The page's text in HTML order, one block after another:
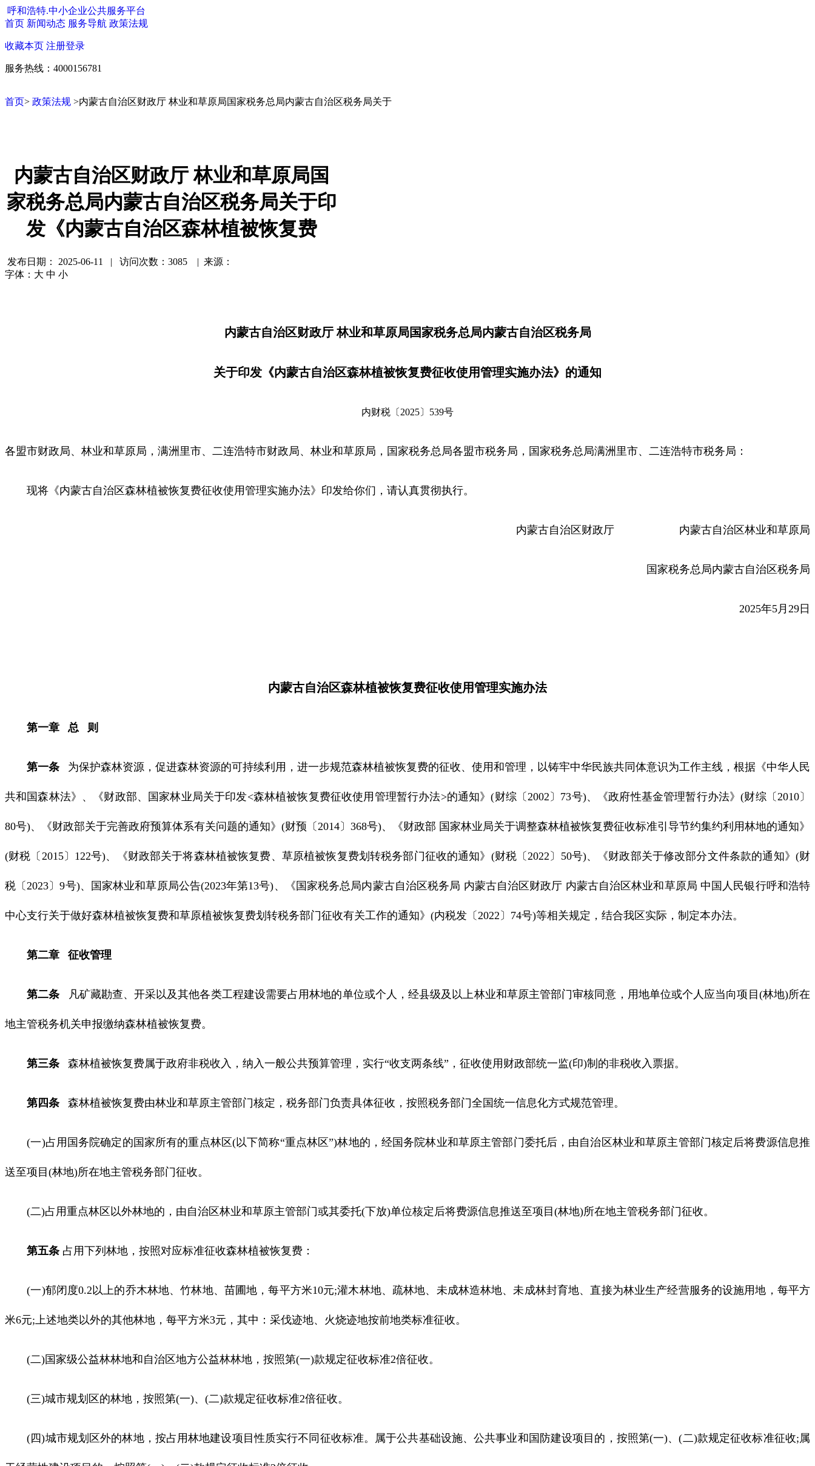
呼和浩特.中小企业公共服务平台
首页 新闻动态 服务导航 政策法规
收藏本页 注册登录
服务热线：4000156781
首页> 政策法规 >内蒙古自治区财政厅 林业和草原局​国家税务总局内蒙古自治区税务局关于
内蒙古自治区财政厅 林业和草原局​国
家税务总局内蒙古自治区税务局关于印
发《内蒙古自治区森林植被恢复费
发布日期：
2025-06-11 | 访问次数：3085 | 来源：
字体： 大 中 小
内蒙古自治区财政厅 林业和草原局国家税务总局内蒙古自治区税务局
关于印发《内蒙古自治区森林植被恢复费征收使用管理实施办法》的通知
内财税〔2025〕539号
各盟市财政局、林业和草原局，满洲里市、二连浩特市财政局、林业和草原局，国家税务总局各盟市税务局，国家税务总局满洲里市、二连浩特市税务局：
现将《内蒙古自治区森林植被恢复费征收使用管理实施办法》印发给你们，请认真贯彻执行。
内蒙古自治区财政厅 内蒙古自治区林业和草原局
国家税务总局内蒙古自治区税务局
2025年5月29日
内蒙古自治区森林植被恢复费征收使用管理实施办法
第一章 总 则
第一条 为保护森林资源，促进森林资源的可持续利用，进一步规范森林植被恢复费的征收、使用和管理，以铸牢中华民族共同体意识为工作主线，根据《中华人民
共和国森林法》、《财政部、国家林业局关于印发<森林植被恢复费征收使用管理暂行办法>的通知》(财综〔2002〕73号)、《政府性基金管理暂行办法》(财综〔2010〕
80号)、《财政部关于完善政府预算体系有关问题的通知》(财预〔2014〕368号)、《财政部 国家林业局关于调整森林植被恢复费征收标准引导节约集约利用林地的通知》
(财税〔2015〕122号)、《财政部关于将森林植被恢复费、草原植被恢复费划转税务部门征收的通知》(财税〔2022〕50号)、《财政部关于修改部分文件条款的通知》(财
税〔2023〕9号)、国家林业和草原局公告(2023年第13号)、《国家税务总局内蒙古自治区税务局 内蒙古自治区财政厅 内蒙古自治区林业和草原局 中国人民银行呼和浩特
中心支行关于做好森林植被恢复费和草原植被恢复费划转税务部门征收有关工作的通知》(内税发〔2022〕74号)等相关规定，结合我区实际，制定本办法。
第二章 征收管理
第二条 凡矿藏勘查、开采以及其他各类工程建设需要占用林地的单位或个人，经县级及以上林业和草原主管部门审核同意，用地单位或个人应当向项目(林地)所在
地主管税务机关申报缴纳森林植被恢复费。
第三条 森林植被恢复费属于政府非税收入，纳入一般公共预算管理，实行“收支两条线”，征收使用财政部统一监(印)制的非税收入票据。
第四条 森林植被恢复费由林业和草原主管部门核定，税务部门负责具体征收，按照税务部门全国统一信息化方式规范管理。
(一)占用国务院确定的国家所有的重点林区(以下简称“重点林区”)林地的，经国务院林业和草原主管部门委托后，由自治区林业和草原主管部门核定后将费源信息推
送至项目(林地)所在地主管税务部门征收。
(二)占用重点林区以外林地的，由自治区林业和草原主管部门或其委托(下放)单位核定后将费源信息推送至项目(林地)所在地主管税务部门征收。
第五条 占用下列林地，按照对应标准征收森林植被恢复费：
(一)郁闭度0.2以上的乔木林地、竹林地、苗圃地，每平方米10元;灌木林地、疏林地、未成林造林地、未成林封育地、直接为林业生产经营服务的设施用地，每平方
米6元;上述地类以外的其他林地，每平方米3元，其中：采伐迹地、火烧迹地按前地类标准征收。
(二)国家级公益林林地和自治区地方公益林林地，按照第(一)款规定征收标准2倍征收。
(三)城市规划区的林地，按照第(一)、(二)款规定征收标准2倍征收。
(四)城市规划区外的林地，按占用林地建设项目性质实行不同征收标准。属于公共基础设施、公共事业和国防建设项目的，按照第(一)、(二)款规定征收标准征收;属